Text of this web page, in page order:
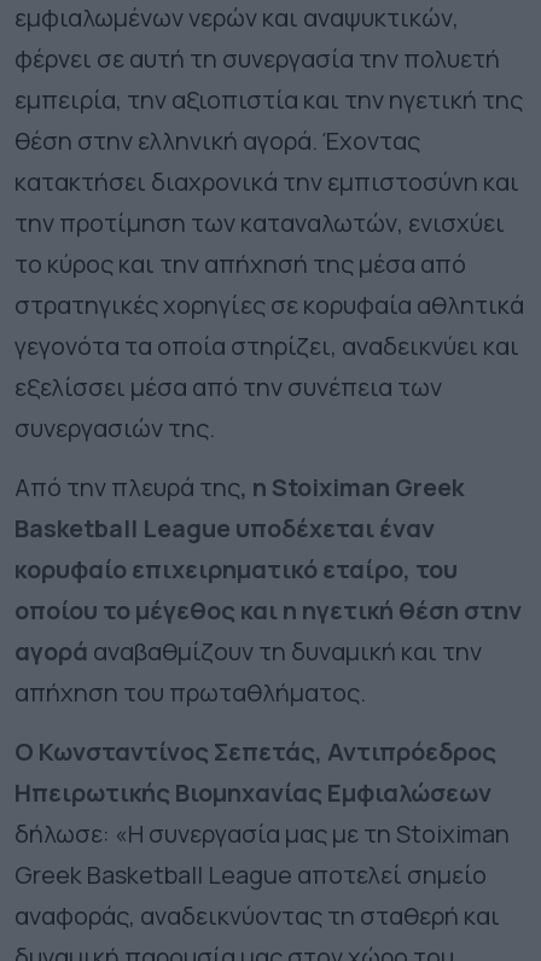
εμφιαλωμένων νερών και αναψυκτικών,
φέρνει σε αυτή τη συνεργασία την πολυετή
εμπειρία, την αξιοπιστία και την ηγετική της
θέση στην ελληνική αγορά. Έχοντας
κατακτήσει διαχρονικά την εμπιστοσύνη και
την προτίμηση των καταναλωτών, ενισχύει
το κύρος και την απήχησή της μέσα από
στρατηγικές χορηγίες σε κορυφαία αθλητικά
γεγονότα τα οποία στηρίζει, αναδεικνύει και
εξελίσσει μέσα από την συνέπεια των
συνεργασιών της.
Από την πλευρά της, η Stoiximan Greek
Basketball League υποδέχεται έναν
κορυφαίο επιχειρηματικό εταίρο, του
οποίου το μέγεθος και η ηγετική θέση στην
αγορά αναβαθμίζουν τη δυναμική και την
απήχηση του πρωταθλήματος.
Ο Κωνσταντίνος Σεπετάς, Αντιπρόεδρος
Ηπειρωτικής Βιομηχανίας Εμφιαλώσεων
δήλωσε: «Η συνεργασία μας με τηStoiximan
Greek Basketball League αποτελεί σημείο
αναφοράς, αναδεικνύοντας τη σταθερή και